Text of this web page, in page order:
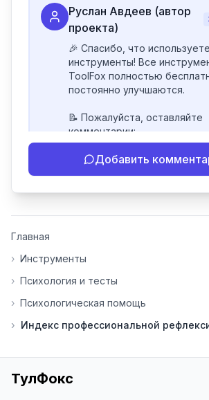
Руслан Авдеев (автор
проекта)
🎉 Спасибо, что
инструменты! Все
ToolFox полностью
постоянно улучшаются.
📝 Пожалуйста, оставляйте
комментарии:
- Если инструмент работает
некорректно
инструменты нуждаются в
основе вашей обратной
⭐ Если вам нравится
благодарен за отзыв о
наши инструменты!
Добавить
Главная
› Инструменты
› Психология и тесты
› Психологическая помощь
› Индекс профессиональной
ТулФокс